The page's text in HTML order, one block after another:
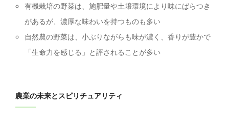
有機栽培の野菜は、施肥量や土壌環境により味にばらつき
があるが、濃厚な味わいを持つものも多い
自然農の野菜は、小ぶりながらも味が濃く、香りが豊かで
「生命力を感じる」と評されることが多い
農業の未来とスピリチュアリティ